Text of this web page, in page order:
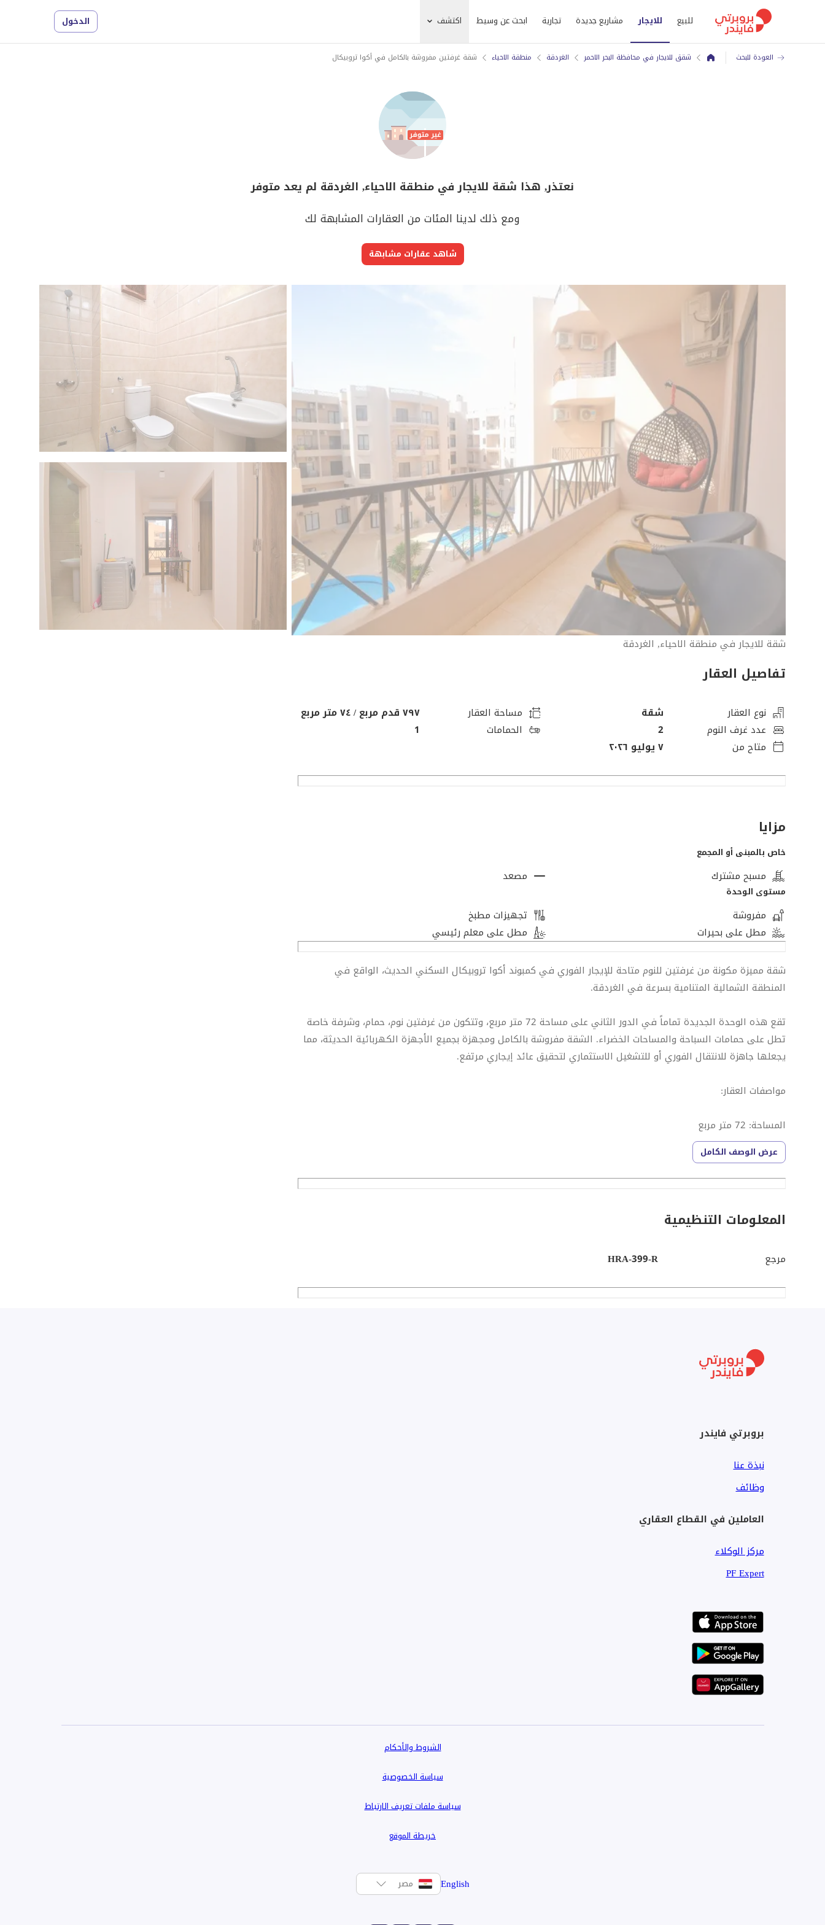
للبيع للايجار مشاريع جديدة تجارية ابحث عن وسيط اكتشف الدخول
العودة للبحث شقق للايجار في محافظة البحر الاحمر الغردقة منطقة الاحياء شقة غرفتين مفروشة بالكامل في أكوا تروبيكال
نعتذر, هذا شقة للايجار في منطقة الاحياء, الغردقة لم يعد متوفر
ومع ذلك لدينا المئات من العقارات المشابهة لك
شاهد عقارات مشابهة
شقة للايجار في منطقة الاحياء, الغردقة
تفاصيل العقار
نوع العقار شقة مساحة العقار
٧٩٧ قدم مربع / ٧٤ متر مربع
عدد غرف النوم
2 الحمامات
1
متاح من
٧ يوليو ٢٠٢٦
مزايا
خاص بالمبنى أو المجمع
مسبح مشترك مصعد
مستوى الوحدة
مفروشة
تجهيزات مطبخ
مطل على بحيرات
مطل على معلم رئيسي
شقة مميزة مكونة من غرفتين للنوم متاحة للإيجار الفوري في كمبوند أكوا تروبيكال السكني الحديث، الواقع في
المنطقة الشمالية المتنامية بسرعة في الغردقة.
تقع هذه الوحدة الجديدة تماماً في الدور الثاني على مساحة 72 متر مربع، وتتكون من غرفتين نوم، حمام، وشرفة خاصة
تطل على حمامات السباحة والمساحات الخضراء. الشقة مفروشة بالكامل ومجهزة بجميع الأجهزة الكهربائية الحديثة، مما
يجعلها جاهزة للانتقال الفوري أو للتشغيل الاستثماري لتحقيق عائد إيجاري مرتفع.
مواصفات العقار:
المساحة: 72 متر مربع
الدور: الثاني
التقسيم: 2 غرفة نوم، 1 حمام، شرفة خاصة
الحالة: مفروشة بالكامل ومجهزة بالأجهزة الكهربائية
تفاصيل الدفع والإيجار:
الإيجار الشهري: 25,000 جنيه مصري
الخدمات والمرافق في الكمبوند:
صالة رياضية مجهزة بالكامل وسبا صحي
مطعم وكافيه داخل المنتجع
الموقع:
الجونة: أقل من 10 دقائق
مطار الغردقة الدولي: من 15 إلى 20 دقيقة
عرض الوصف الكامل
المعلومات التنظيمية
مرجع HRA-399-R
بروبرتي فايندر
نبذة عنا
وظائف
العاملين في القطاع العقاري
مركز الوكلاء
PF Expert
الشروط والأحكام
سياسة الخصوصية
سياسة ملفات تعريف الارتباط
خريطة الموقع
English مصر